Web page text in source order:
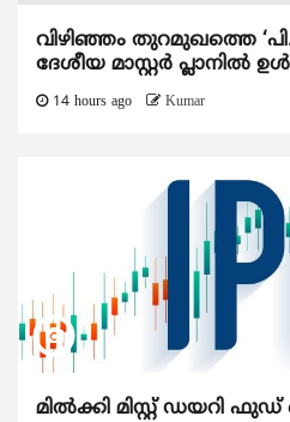
വിഴിഞ്ഞം തുറമുഖത്തെ
ദേശീയ മാസ്റ്റർ പ്ലാനിൽ
14 hours ago Kumar
മിൽക്കി മിസ്റ്റ് ഡയറി